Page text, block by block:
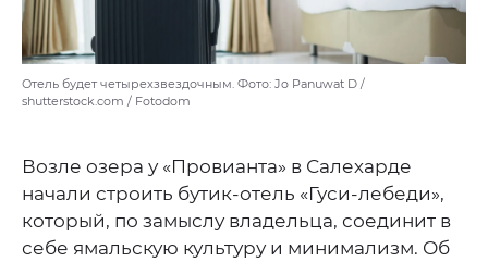
Отель будет четырехзвездочным. Фото: Jo Panuwat D /
shutterstock.com / Fotodom
Возле озера у «Провианта» в Салехарде
начали строить бутик-отель «Гуси-лебеди»,
который, по замыслу владельца, соединит в
себе ямальскую культуру и минимализм. Об